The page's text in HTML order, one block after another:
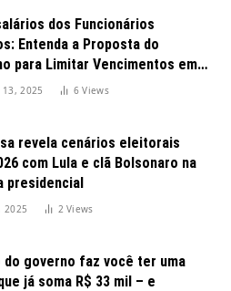
dos Funcionários
Entenda a Proposta do
para Limitar Vencimentos em
2025 6Views
revela cenários eleitorais
com Lula e clã Bolsonaro na
presidencial
2025 2Views
do governo faz você ter uma
já soma R$ 33 mil – e